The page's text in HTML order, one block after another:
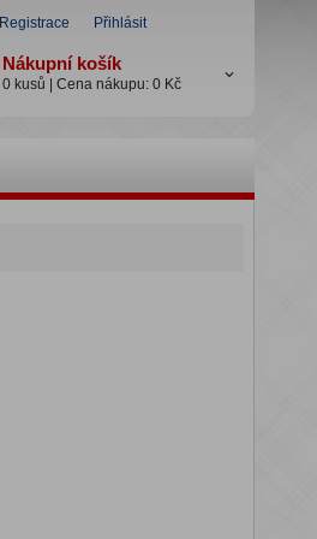
Registrace Přihlásit
Nákupní košík
0 kusů | Cena nákupu: 0 Kč